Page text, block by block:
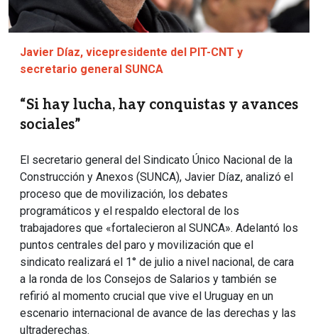
Javier Díaz, vicepresidente del PIT-CNT y
secretario general SUNCA
“Si hay lucha, hay conquistas y avances
sociales”
El secretario general del Sindicato Único Nacional de la
Construcción y Anexos (SUNCA), Javier Díaz, analizó el
proceso que de movilización, los debates
programáticos y el respaldo electoral de los
trabajadores que «fortalecieron al SUNCA». Adelantó los
puntos centrales del paro y movilización que el
sindicato realizará el 1° de julio a nivel nacional, de cara
a la ronda de los Consejos de Salarios y también se
refirió al momento crucial que vive el Uruguay en un
escenario internacional de avance de las derechas y las
ultraderechas.